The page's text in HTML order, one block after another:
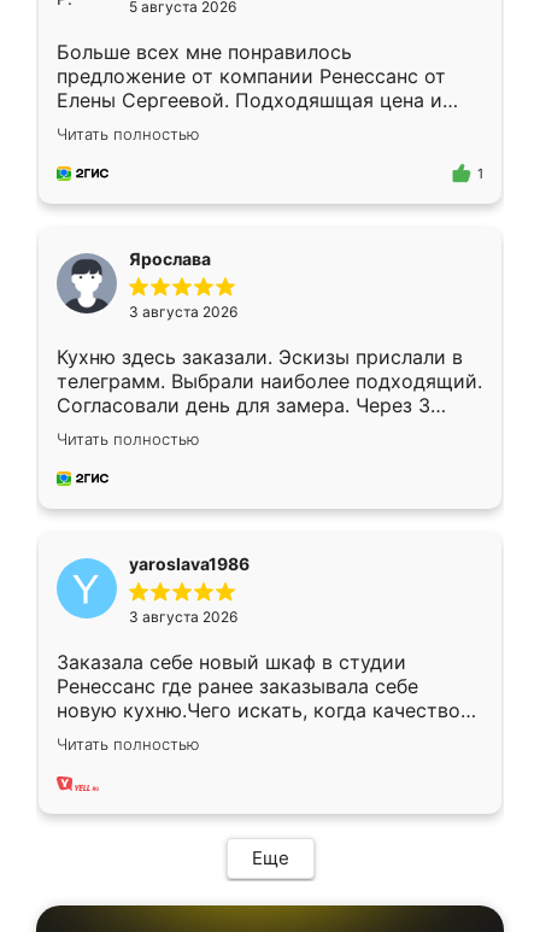
5 августа 2026
Больше всех мне понравилось
предложение от компании Ренессанс от
Елены Сергеевой. Подходяшщая цена и
короткие сроки изготовления. Приехавший
для замера сотрудник Владислав
предложил по моему эскизу самый
Читать полностью
1
Ярослава
3 августа 2026
Кухню здесь заказали. Эскизы прислали в
телеграмм. Выбрали наиболее подходящий.
Согласовали день для замера. Через 3
недели кухня была уже готова. Остались
довольны работой. Спасибо Ренессанс
мебель за качественную работу!
Читать полностью
yaroslava1986
3 августа 2026
Заказала себе новый шкаф в студии
Ренессанс где ранее заказывала себе
новую кухню.Чего искать, когда качеством
вполне довольна. Служит кухня уже почти
два года, нареканий нет.
Читать полностью
Еще